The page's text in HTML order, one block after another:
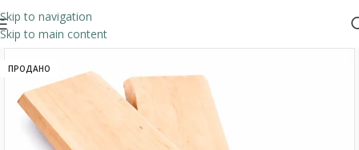
Skip to navigation
Skip to main content
ПРОДАНО